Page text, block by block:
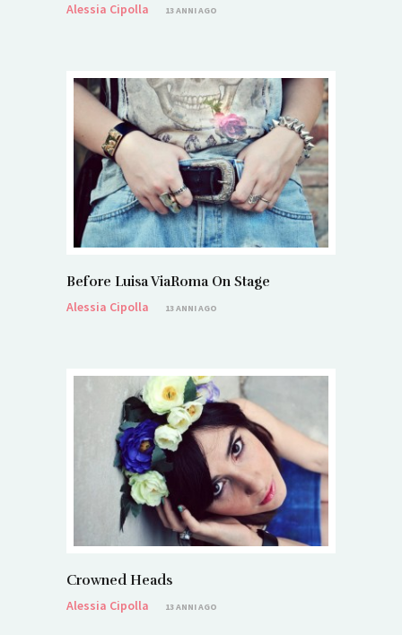
Alessia Cipolla
13 ANNI AGO
Before Luisa ViaRoma On Stage
Alessia Cipolla
13 ANNI AGO
Crowned Heads
Alessia Cipolla
13 ANNI AGO